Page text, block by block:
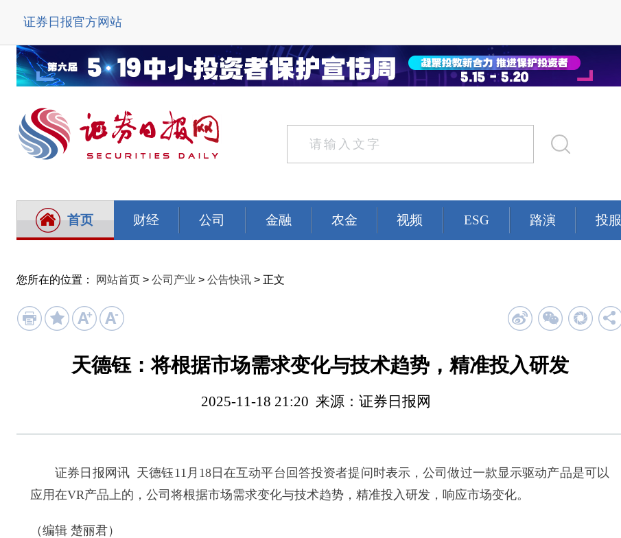
证券日报官方网站
首页 财经 公司 金融 农金 视频 ESG 路演 投服
您所在的位置： 网站首页 > 公司产业 > 公告快讯 > 正文
天德钰：将根据市场需求变化与技术趋势，精准投入研发
2025-11-18 21:20 来源：证券日报网
证券日报网讯 天德钰11月18日在互动平台回答投资者提问时表示，公司做过一款显示驱动产品是可以
应用在VR产品上的，公司将根据市场需求变化与技术趋势，精准投入研发，响应市场变化。
（编辑 楚丽君）